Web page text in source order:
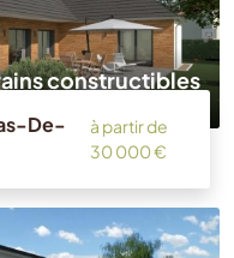
constructibles
De-
à partir de
30 000 €